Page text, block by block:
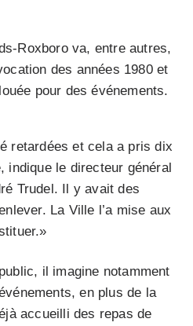
Roxboro va, entre autres,
des années 1980 et
pour des événements.
retardées et cela a pris dix
indique le directeur général
Trudel. Il y avait des
La Ville l’a mise aux
il imagine notamment
en plus de la
accueilli des repas de